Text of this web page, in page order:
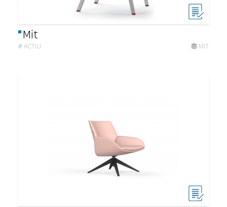
Mit
#ACTIU MIT